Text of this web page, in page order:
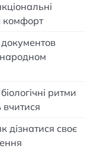
комфорт
ритми
дізнатися своє